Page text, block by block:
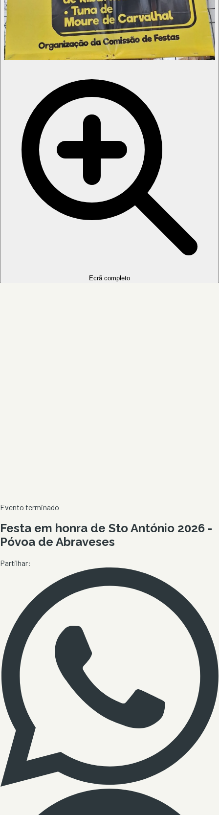
Ecrã completo
Evento terminado
Festa em honra de Sto António 2026 -
Póvoa de Abraveses
Partilhar: